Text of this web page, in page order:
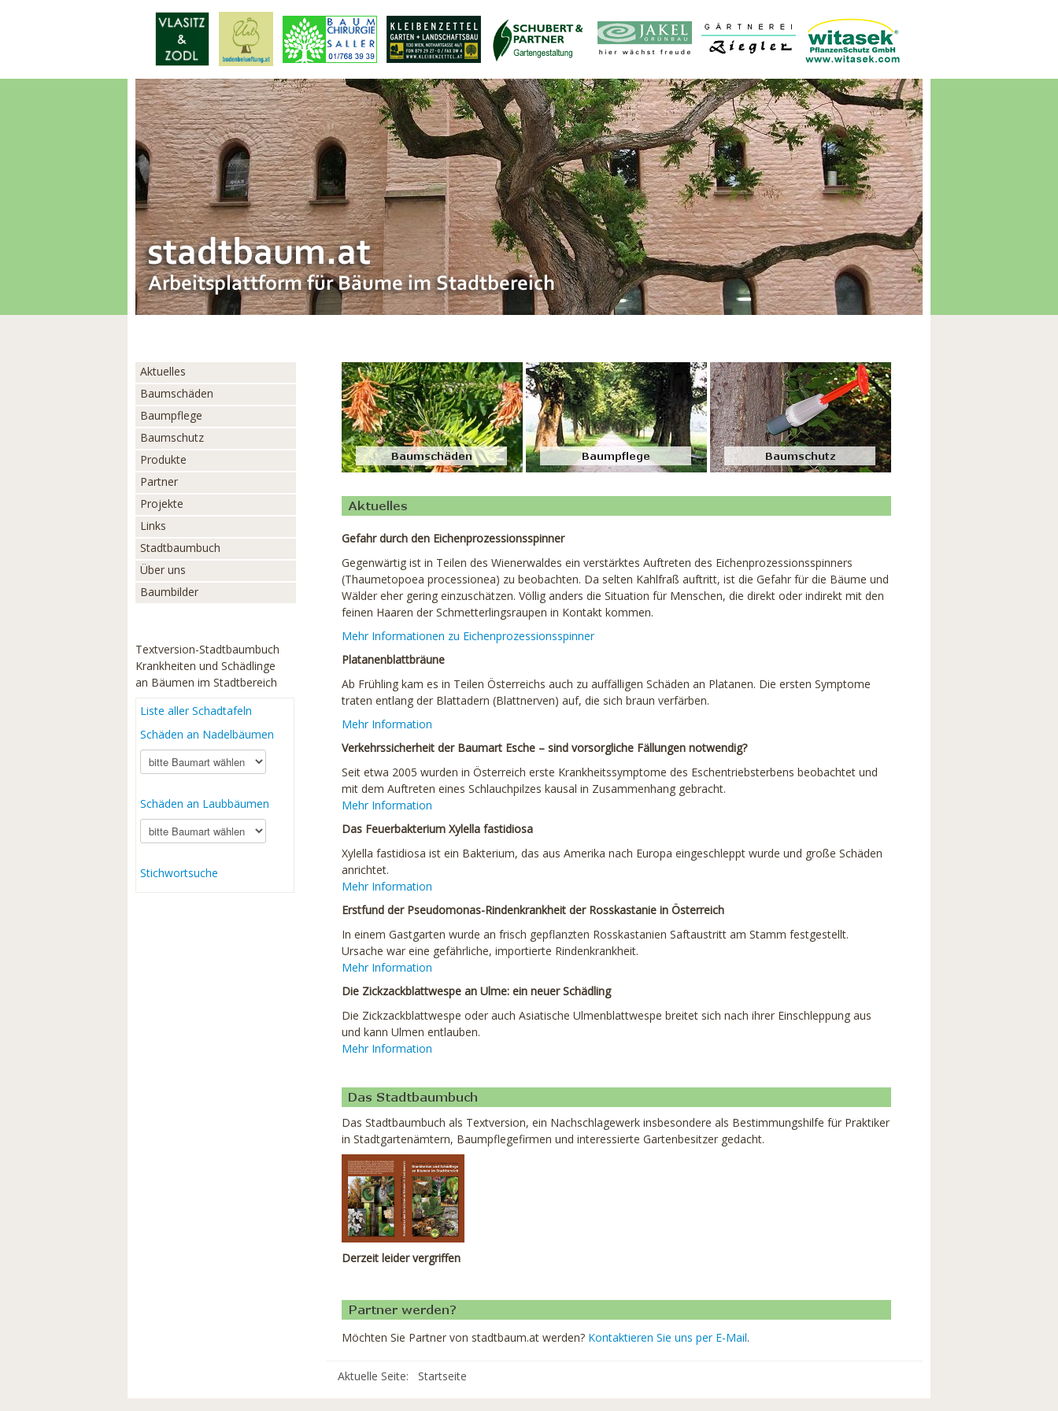
Aktuelles
Baumschäden
Baumpflege
Baumschutz
Produkte
Partner
Projekte
Links
Stadtbaumbuch
Über uns
Baumbilder
Textversion-Stadtbaumbuch
Krankheiten und Schädlinge
an Bäumen im Stadtbereich
Liste aller Schadtafeln
Schäden an Nadelbäumen
Schäden an Laubbäumen
Stichwortsuche
Gefahr durch den Eichenprozessionsspinner
Gegenwärtig ist in Teilen des Wienerwaldes ein verstärktes Auftreten des Eichenprozessionsspinners
(Thaumetopoea processionea) zu beobachten. Da selten Kahlfraß auftritt, ist die Gefahr für die Bäume und
Wälder eher gering einzuschätzen. Völlig anders die Situation für Menschen, die direkt oder indirekt mit den
feinen Haaren der Schmetterlingsraupen in Kontakt kommen.
Mehr Informationen zu Eichenprozessionsspinner
Platanenblattbräune
Ab Frühling kam es in Teilen Österreichs auch zu auffälligen Schäden an Platanen. Die ersten Symptome
traten entlang der Blattadern (Blattnerven) auf, die sich braun verfärben.
Mehr Information
Verkehrssicherheit der Baumart Esche – sind vorsorgliche Fällungen notwendig?
Seit etwa 2005 wurden in Österreich erste Krankheitssymptome des Eschentriebsterbens beobachtet und
mit dem Auftreten eines Schlauchpilzes kausal in Zusammenhang gebracht.
Mehr Information
Das Feuerbakterium Xylella fastidiosa
Xylella fastidiosa ist ein Bakterium, das aus Amerika nach Europa eingeschleppt wurde und große Schäden
anrichtet.
Mehr Information
Erstfund der Pseudomonas-Rindenkrankheit der Rosskastanie in Österreich
In einem Gastgarten wurde an frisch gepflanzten Rosskastanien Saftaustritt am Stamm festgestellt.
Ursache war eine gefährliche, importierte Rindenkrankheit.
Mehr Information
Die Zickzackblattwespe an Ulme: ein neuer Schädling
Die Zickzackblattwespe oder auch Asiatische Ulmenblattwespe breitet sich nach ihrer Einschleppung aus
und kann Ulmen entlauben.
Mehr Information
Das Stadtbaumbuch als Textversion, ein Nachschlagewerk insbesondere als Bestimmungshilfe für Praktiker
in Stadtgartenämtern, Baumpflegefirmen und interessierte Gartenbesitzer gedacht.
Derzeit leider vergriffen
Möchten Sie Partner von stadtbaum.at werden? Kontaktieren Sie uns per E-Mail.
Aktuelle Seite: Startseite